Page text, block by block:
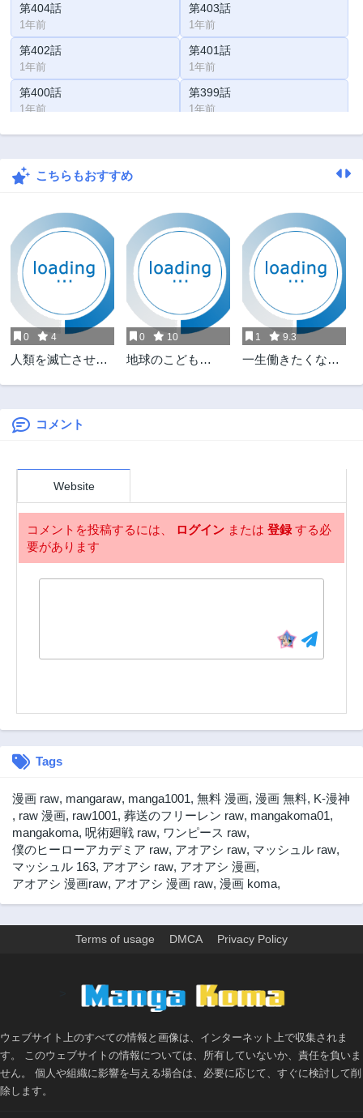
第404話
1年前
第403話
1年前
第402話
1年前
第401話
1年前
第400話
1年前
第399話
1年前
第398話 第397話
第396話
第394話
2年前
第393話
2年前
第392話
2年前
第391話
2年前
第390話
2年前
第389話
2年前
第388話
2年前
第387話
2年前
第386話 第385話
第384話
第382話
第380話
2年前
第379話
2年前
第378話
2年前 2年前
第368話
第366話
2年前
第365話
2年前
第364話
2年前
第363話
2年前
第362話 第361話
第359話
2年前
2年前 2年前
第354話
2年前
第353話
2年前
こちらもおすすめ
0 4
人類を滅亡させて
0 10
地球のこども
1 9.3
一生働きたくない
ルに懐かれたら
コメント
Website
コメントを投稿するには、 ログイン または 登録する必
要があります
Tags
漫画 raw, mangaraw, manga1001, 無料 漫画, 漫画 無料, K-漫神
, raw 漫画, raw1001, 葬送のフリーレン raw, mangakoma01,
mangakoma, 呪術廻戦 raw, ワンピース raw,
僕のヒーローアカデミア raw, アオアシ raw, マッシュル raw,
マッシュル 163, アオアシ raw, アオアシ 漫画,
アオアシ 漫画raw, アオアシ 漫画 raw, 漫画 koma,
Terms of usage DMCA Privacy Policy
ウェブサイト上のすべての情報と画像は、インターネット上で収集されま
す。 このウェブサイトの情報については、所有していないか、責任を負いま
せん。 個人や組織に影響を与える場合は、必要に応じて、すぐに検討して削
除します。